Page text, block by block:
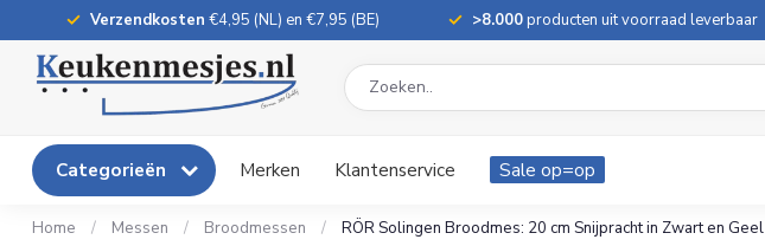
Verzendkosten €4,95 (NL) en €7,95 (BE) >8.000producten uit voorraad leverbaar
Categorieën Merken Klantenservice Sale op=op
Home / Messen / Broodmessen / RÖR Solingen Broodmes: 20 cm Snijpracht in Zwart en Geel